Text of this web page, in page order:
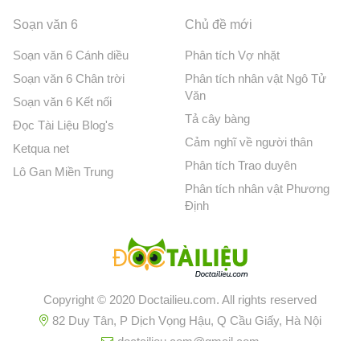
Soạn văn 6
Soạn văn 6 Cánh diều
Soạn văn 6 Chân trời
Soạn văn 6 Kết nối
Đọc Tài Liệu Blog's
Ketqua net
Lô Gan Miền Trung
Chủ đề mới
Phân tích Vợ nhặt
Phân tích nhân vật Ngô Tử
Văn
Tả cây bàng
Cảm nghĩ về người thân
Phân tích Trao duyên
Phân tích nhân vật Phương
Định
Copyright © 2020 Doctailieu.com. All rights reserved
82 Duy Tân, P Dịch Vọng Hậu, Q Cầu Giấy, Hà Nội